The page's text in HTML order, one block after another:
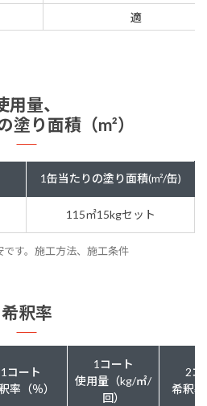
適
用量、
塗り面積（m²）
1缶当たりの塗り面積(m²/缶)
115㎡15kgセット
す。施工方法、施工条件
希釈率
1コート
率（％）
1コート
使用量（kg/㎡/
回）
2コ
希釈